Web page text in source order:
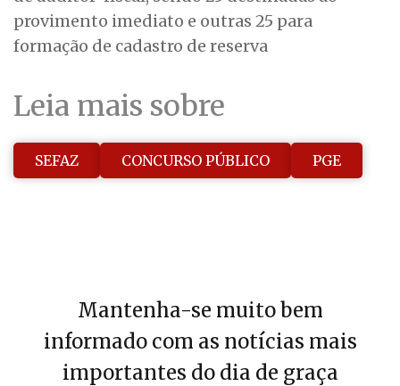
provimento imediato e outras 25 para
formação de cadastro de reserva
Leia mais sobre
SEFAZ CONCURSO PÚBLICO PGE
Mantenha-se muito bem
informado com as notícias mais
importantes do dia de graça